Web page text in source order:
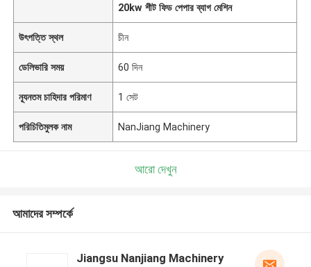
20kw শীট ফিড পেপার ব্যাগ মেশিন
উৎপত্তি স্থল চীন
ডেলিভারি সময় 60 দিন
ন্যূনতম চাহিদার পরিমাণ 1 সেট
পরিচিতিমুলক নাম NanJiang Machinery
আরো দেখুন
আমাদের সম্পর্কে
Jiangsu Nanjiang Machinery